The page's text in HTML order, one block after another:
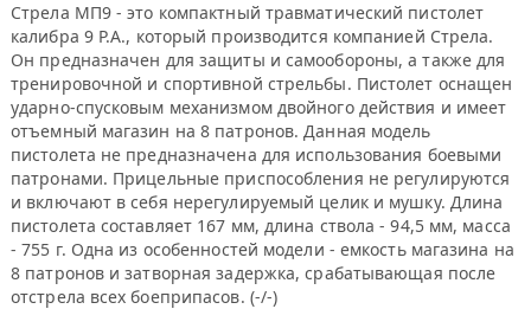
Стрела МП9 - это компактный травматический пистолет
калибра 9 P.A., который производится компанией Стрела.
Он предназначен для защиты и самообороны, а также для
тренировочной и спортивной стрельбы. Пистолет оснащен
ударно-спусковым механизмом двойного действия и имеет
отъемный магазин на 8 патронов. Данная модель
пистолета не предназначена для использования боевыми
патронами. Прицельные приспособления не регулируются
и включают в себя нерегулируемый целик и мушку. Длина
пистолета составляет 167 мм, длина ствола - 94,5 мм, масса
- 755 г. Одна из особенностей модели - емкость магазина на
8 патронов и затворная задержка, срабатывающая после
отстрела всех боеприпасов. (-/-)